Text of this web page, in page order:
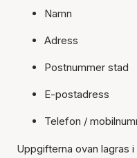
Namn
Adress
Postnummer stad
E-postadress
Telefon /
Uppgifterna ovan lagras